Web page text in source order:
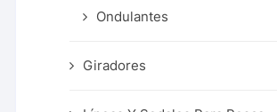
Ondulantes
Giradores